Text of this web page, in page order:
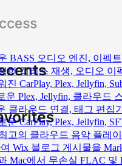
BASS 오디오 엔진, 이펙
한 갭리스 재생, 오디오
진 CarPlay, Plex, Jellyfin,
운 Plex, Jellyfin, 클라우드
클라우드 연결, 태그 편집
운 CarPlay, Plex, Jellyfin,
고의 클라우드 음악 플레
Wix 블로그 게시물을
Mac에서 무손실 FLAC 및